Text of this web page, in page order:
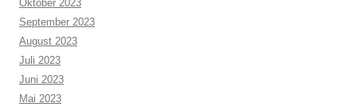
Oktober 2023
September 2023
August 2023
Juli 2023
Juni 2023
Mai 2023